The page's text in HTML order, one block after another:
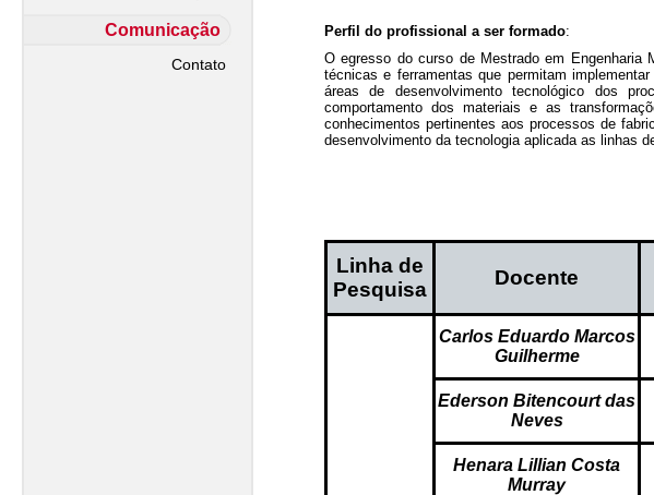
Comunicação
Contato
Perfil do profissional a ser formado:
O egresso do curso de Mestrado em Engenharia
técnicas e ferramentas que permitam
áreas de desenvolvimento tecnológico dos
comportamento dos materiais e as
conhecimentos pertinentes aos processos de
desenvolvimento da tecnologia aplicada as linhas
Linha de
Pesquisa
Docente
Carlos Eduardo Marcos
Guilherme
Ederson Bitencourt das
Neves
Henara Lillian Costa
Murray